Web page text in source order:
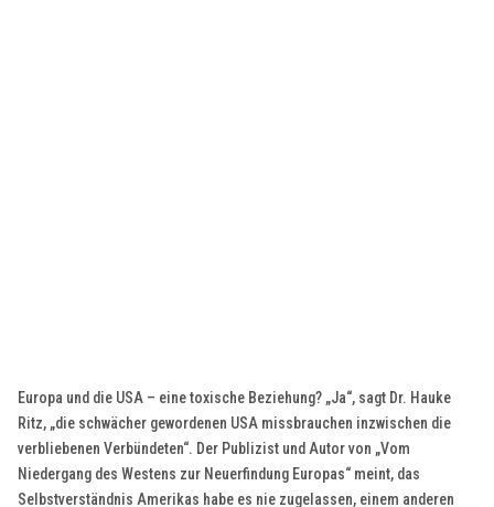
Europa und die USA – eine toxische Beziehung? „Ja“, sagt Dr. Hauke
Ritz, „die schwächer gewordenen USA missbrauchen inzwischen die
verbliebenen Verbündeten“. Der Publizist und Autor von „Vom
Niedergang des Westens zur Neuerfindung Europas“ meint, das
Selbstverständnis Amerikas habe es nie zugelassen, einem anderen